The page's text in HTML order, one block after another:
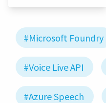
#Microsoft Foundry
#Voice Live API
#Azure Speech